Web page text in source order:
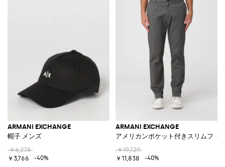
ARMANI EXCHANGE
帽子 メンズ
￥6,278
￥3,766
-40%
ARMANI EXCHANGE
アメリカンポケット付きスリムフィ
￥19,729
￥11,838
-40%